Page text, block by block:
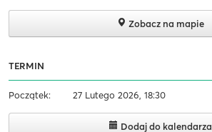
Zobacz na mapie
TERMIN
Początek: 27 Lutego 2026, 18:30
Dodaj do kalendarza